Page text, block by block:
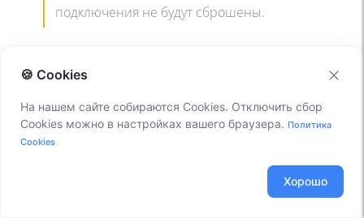
подключения не будут сброшены.
iptables --policy INPUT ACCEPT
То же самое применимо и для остальных цепочек. Т.е. в целом
🍪 Cookies
На нашем сайте собираются Cookies. Отключить сбор
Cookies можно в настройках вашего браузера. Политика
Cookies
Хорошо